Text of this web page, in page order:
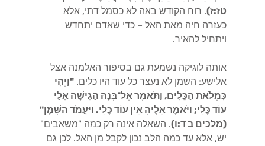
טז:ז). רוח הקודש באה לא כסמל דתי, אלא
כעזרה חיה מאת האל – כדי שאדם יתחדש
ויתחיל להאיר.
אותה לוגיקה נשמעת גם בסיפור האלמנה אצל
אלישע: השמן לא נעצר כל עוד היו כלים. "וַיְהִי
כִּמְלֹאת הַכֵּלִים, וַתֹּאמֶר אֶל־בְּנָהּ הַגִּישָׁה אֵלַי
עוֹד כֶּלִי; וַיֹּאמֶר אֵלֶיהָ אֵין עוֹד כֶּלִי. וַיַּעֲמֹד הַשָּׁמֶן"
(מלכים ב ד:ו). השאלה אינה רק כמה "משאבים"
יש, אלא עד כמה הלב נכון לקבל מן האל. לכן גם